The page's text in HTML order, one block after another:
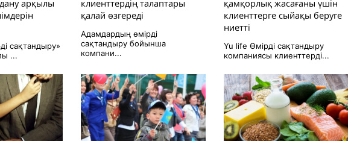
арқылы
сақтандыру»
...
клиенттердің талаптары
қалай өзгереді
Адамдардың өмірді
сақтандыру бойынша
компани...
қамқорлық жасағаны үшін
клиенттерге сыйақы беруге
ниетті
Yu life Өмірді сақтандыру
компаниясы клиенттерді...